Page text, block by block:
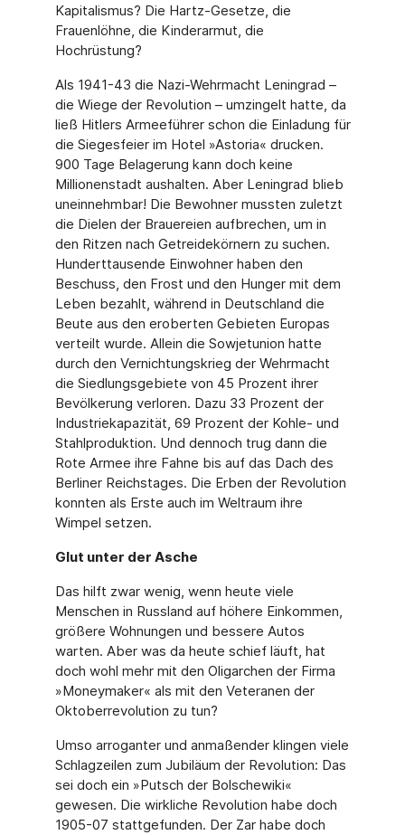
Kapitalismus? Die Hartz-Gesetze, die
Frauenlöhne, die Kinderarmut, die
Hochrüstung?
Als 1941-43 die Nazi-Wehrmacht Leningrad –
die Wiege der Revolution – umzingelt hatte, da
ließ Hitlers Armeeführer schon die Einladung für
die Siegesfeier im Hotel »Astoria« drucken.
900 Tage Belagerung kann doch keine
Millionenstadt aushalten. Aber Leningrad blieb
uneinnehmbar! Die Bewohner mussten zuletzt
die Dielen der Brauereien aufbrechen, um in
den Ritzen nach Getreidekörnern zu suchen.
Hunderttausende Einwohner haben den
Beschuss, den Frost und den Hunger mit dem
Leben bezahlt, während in Deutschland die
Beute aus den eroberten Gebieten Europas
verteilt wurde. Allein die Sowjetunion hatte
durch den Vernichtungskrieg der Wehrmacht
die Siedlungsgebiete von 45 Prozent ihrer
Bevölkerung verloren. Dazu 33 Prozent der
Industriekapazität, 69 Prozent der Kohle- und
Stahlproduktion. Und dennoch trug dann die
Rote Armee ihre Fahne bis auf das Dach des
Berliner Reichstages. Die Erben der Revolution
konnten als Erste auch im Weltraum ihre
Wimpel setzen.
Glut unter der Asche
Das hilft zwar wenig, wenn heute viele
Menschen in Russland auf höhere Einkommen,
größere Wohnungen und bessere Autos
warten. Aber was da heute schief läuft, hat
doch wohl mehr mit den Oligarchen der Firma
»Moneymaker« als mit den Veteranen der
Oktoberrevolution zu tun?
Umso arroganter und anmaßender klingen viele
Schlagzeilen zum Jubiläum der Revolution: Das
sei doch ein »Putsch der Bolschewiki«
gewesen. Die wirkliche Revolution habe doch
1905-07 stattgefunden. Der Zar habe doch